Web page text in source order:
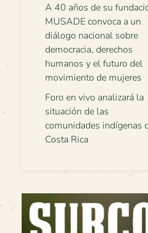
A 40 años de su
MUSADE convoca a un
diálogo nacional sobre
democracia, derechos
humanos y el futuro del
movimiento de mujeres
Foro en vivo analizará la
situación de las
comunidades indígenas
Costa Rica